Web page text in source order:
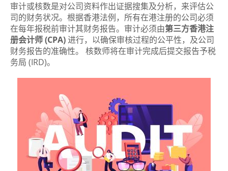
审计或核数是对公司资料作出证据搜集及分析，来评估公
司的财务状况。根据香港法例，所有在港注册的公司必须
在每年报税前审计其财务报告。审计必须由第三方香港注
册会计师 (CPA)进行，以确保审核过程的公平性，及公司
财务报告的准确性。 核数师将在审计完成后提交报告予税
务局 (IRD)。